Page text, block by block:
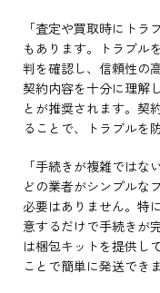
「査定や買取時にト
もあります。トラブル
判を確認し、信頼性の
契約内容を十分に理解
とが推奨されます。契
ることで、トラブルを
「手続きが複雑では
どの業者がシンプルな
必要はありません。特
意するだけで手続きが
は梱包キットを提供し
ことで簡単に発送できま